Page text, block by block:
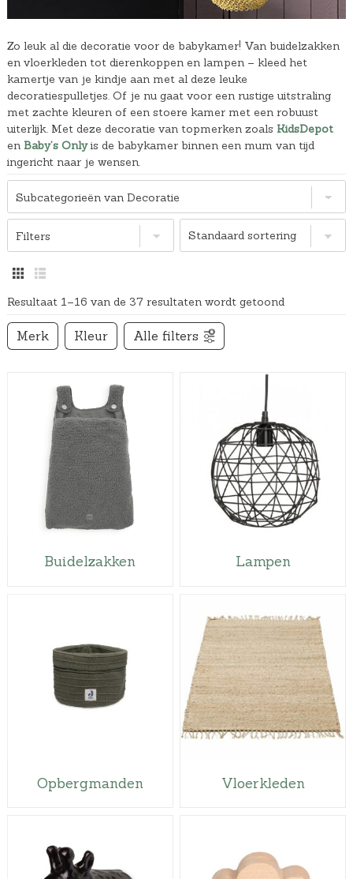
Zo leuk al die decoratie voor de babykamer! Van buidelzakken
en vloerkleden tot dierenkoppen en lampen – kleed het
kamertje van je kindje aan met al deze leuke
decoratiespulletjes. Of je nu gaat voor een rustige uitstraling
met zachte kleuren of een stoere kamer met een robuust
uiterlijk. Met deze decoratie van topmerken zoals KidsDepot
en Baby’s Onlyis de babykamer binnen een mum van tijd
ingericht naar je wensen.
Subcategorieën van Decoratie
Filters
Resultaat 1–16 van de 37 resultaten wordt getoond
Merk Kleur Alle filters
Buidelzakken Lampen
Opbergmanden Vloerkleden